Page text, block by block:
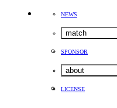
NEWS
match
SPONSOR
about
LICENSE